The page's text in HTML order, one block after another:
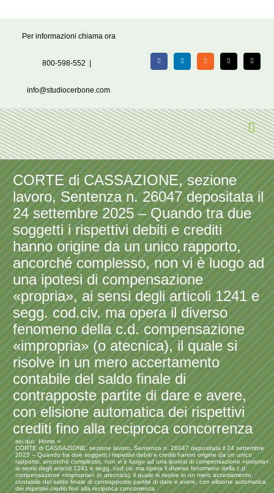
Per informazioni chiama ora
800-598-552
info@studiocerbone.com
FacebookLinkedIn Rss X Email
CORTE di CASSAZIONE, sezione
lavoro, Sentenza n. 26047 depositata il
24 settembre 2025 – Quando tra due
soggetti i rispettivi debiti e crediti
hanno origine da un unico rapporto,
ancorché complesso, non vi è luogo ad
una ipotesi di compensazione
«propria», ai sensi degli articoli 1241 e
segg. cod.civ. ma opera il diverso
fenomeno della c.d. compensazione
«impropria» (o atecnica), il quale si
risolve in un mero accertamento
contabile del saldo finale di
contrapposte partite di dare e avere,
con elisione automatica dei rispettivi
crediti fino alla reciproca concorrenza
sei qui:
Home
CORTE di CASSAZIONE, sezione lavoro, Sentenza n. 26047 depositata il 24 settembre
2025 – Quando tra due soggetti i rispettivi debiti e crediti hanno origine da un unico
rapporto, ancorché complesso, non vi è luogo ad una ipotesi di compensazione «propria»,
ai sensi degli articoli 1241 e segg. cod.civ. ma opera il diverso fenomeno della c.d.
compensazione «impropria» (o atecnica), il quale si risolve in un mero accertamento
contabile del saldo finale di contrapposte partite di dare e avere, con elisione automatica
dei rispettivi crediti fino alla reciproca concorrenza